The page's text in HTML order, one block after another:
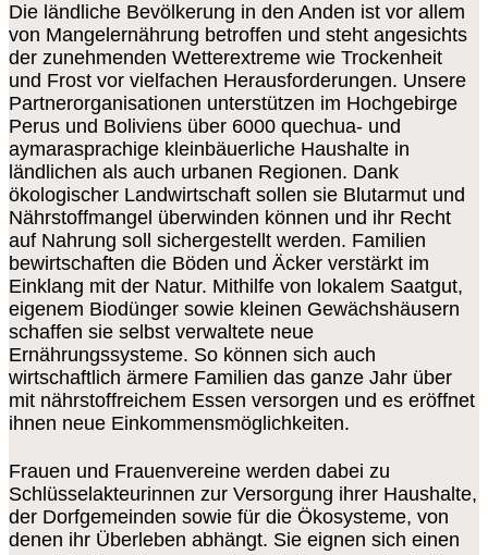
Die ländliche Bevölkerung in den Anden ist vor allem
von Mangelernährung betroffen und steht angesichts
der zunehmenden Wetterextreme wie Trockenheit
und Frost vor vielfachen Herausforderungen. Unsere
Partnerorganisationen unterstützen im Hochgebirge
Perus und Boliviens über 6000 quechua- und
aymarasprachige kleinbäuerliche Haushalte in
ländlichen als auch urbanen Regionen. Dank
ökologischer Landwirtschaft sollen sie Blutarmut und
Nährstoffmangel überwinden können und ihr Recht
auf Nahrung soll sichergestellt werden. Familien
bewirtschaften die Böden und Äcker verstärkt im
Einklang mit der Natur. Mithilfe von lokalem Saatgut,
eigenem Biodünger sowie kleinen Gewächshäusern
schaffen sie selbst verwaltete neue
Ernährungssysteme. So können sich auch
wirtschaftlich ärmere Familien das ganze Jahr über
mit nährstoffreichem Essen versorgen und es eröffnet
ihnen neue Einkommensmöglichkeiten.
Frauen und Frauenvereine werden dabei zu
Schlüsselakteurinnen zur Versorgung ihrer Haushalte,
der Dorfgemeinden sowie für die Ökosysteme, von
denen ihr Überleben abhängt. Sie eignen sich einen